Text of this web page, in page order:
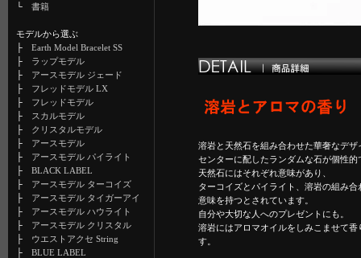
└ 書籍
モデルから選ぶ
├ Earth Model Bracelet SS
├ ラップモデル
├ アースモデル ジェード
├ フレッドモデル LX
├ フレッドモデル
├ スカルモデル
├ クリスタルモデル
├ アースモデル
├ アースモデル パイライト
├ BLACK LABEL
├ アースモデル ターコイズ
├ アースモデル タイガーアイ
├ アースモデル ハウライト
├ アースモデル クリスタル
├ ウエストアクセ String
├ BLUE LABEL
溶岩と天然石を組み合わせた華奢なデ
センターに配したランダムな石が個性
天然石にはそれぞれ意味があり、
ターコイズとパイライト、溶岩の組み
意味を持つとされています。
自分や大切な人へのプレゼントにも。
溶岩にはアロマオイルをしみこませて
す。